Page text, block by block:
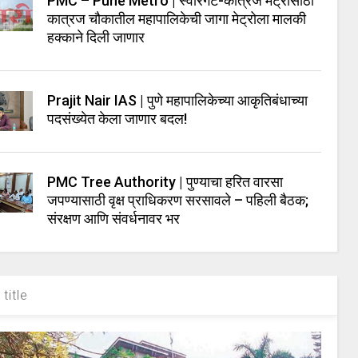
कात्रज चौकातील महापालिकेची जागा मेट्रोला मालकी
हक्काने दिली जाणार
Prajit Nair IAS | पुणे महापालिकेच्या आकृतिबंधाच्या
पदसंख्येत केला जाणार बदल!
PMC Tree Authority | पुण्याचा हरित वारसा
जपण्यासाठी वृक्ष प्राधिकरण सरसावले – पहिली बैठक;
संरक्षण आणि संवर्धनावर भर